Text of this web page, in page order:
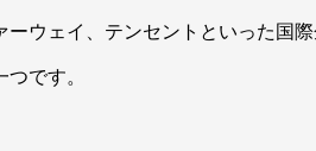
ーウェイ、テンセントといった国
です。